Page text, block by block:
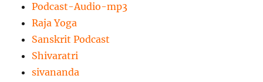
Podcast-Audio-mp3
Raja Yoga
Sanskrit Podcast
Shivaratri
sivananda